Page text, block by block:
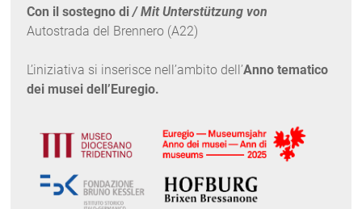
Con il sostegno di/Mit Unterstützung von
Autostrada del Brennero (A22)
L’iniziativa si inserisce nell’ambito dell’Anno tematico
dei musei dell’Euregio.